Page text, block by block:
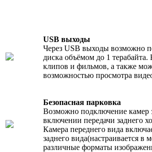
USB выходы
Через USB выходы возможно
диска объёмом до 1
клипов и фильмов, а также
возможностью просмотра
Безопасная парковка
Возможно подключение камер
включении передачи заднего
Камера переднего вида
заднего вида(настраивается
различные форматы